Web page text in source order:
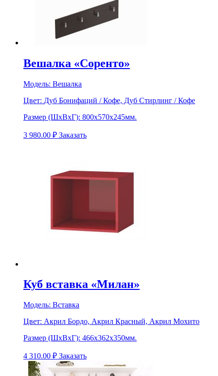
Вешалка «Соренто»
Модель: Вешалка
Цвет: Дуб Бонифаций / Кофе, Дуб Стирлинг / Кофе
Размер (ШхВхГ): 800х570х245мм.
3 980.00 ₽ Заказать
Куб вставка «Милан»
Модель: Вставка
Цвет: Акрил Бордо, Акрил Красный, Акрил Мохито
Размер (ШхВхГ): 466х362х350мм.
4 310.00 ₽ Заказать